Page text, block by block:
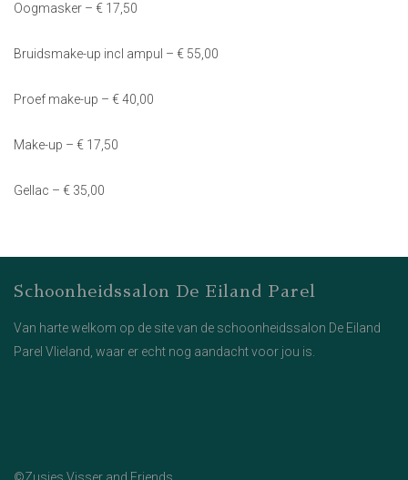
Oogmasker – € 17,50
Bruidsmake-up incl ampul – € 55,00
Proef make-up – € 40,00
Make-up – € 17,50
Gellac – € 35,00
Schoonheidssalon De Eiland Parel
Van harte welkom op de site van de schoonheidssalon De Eiland
Parel Vlieland, waar er echt nog aandacht voor jou is.